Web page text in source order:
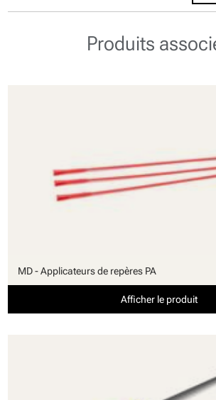
Produits
MD - Applicateurs de repères PA
Afficher le produit